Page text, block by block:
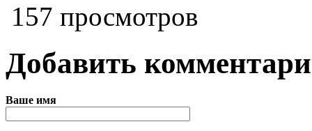
157 просмотров
Добавить
Ваше имя